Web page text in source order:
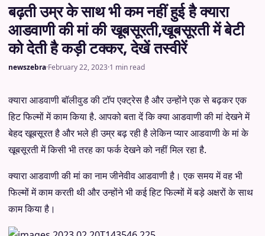
बढ़ती उम्र के साथ भी कम नहीं हुई है क्यारा
आडवाणी की मां की खूबसूरती,खूबसूरती में बेटी
को देती है कड़ी टक्कर, देखें तस्वीरें
newszebra·February 22, 2023·1 min read
क्यारा आडवाणी बॉलीवुड की टॉप एक्ट्रेस है और उन्होंने एक से बढ़कर एक
हिट फिल्मों में काम किया है. आपको बता दें कि क्या आडवाणी की मां देखने में
बेहद खूबसूरत है और भले ही उम्र बढ़ रही है लेकिन प्यार आडवाणी के मां के
खूबसूरती में किसी भी तरह का फर्क देखने को नहीं मिल रहा है.
क्यारा आडवाणी की मां का नाम जीनेवीव आडवाणी है। एक समय में वह भी
फिल्मों में काम करती थी और उन्होंने भी कई हिट फिल्मों में बड़े अक्षरों के साथ
काम किया है।